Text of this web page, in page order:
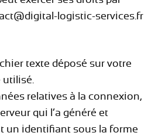
logistic-services.fr
texte déposé sur votre
utilisé.
relatives à la connexion,
qui l’a généré et
un identifiant sous la forme